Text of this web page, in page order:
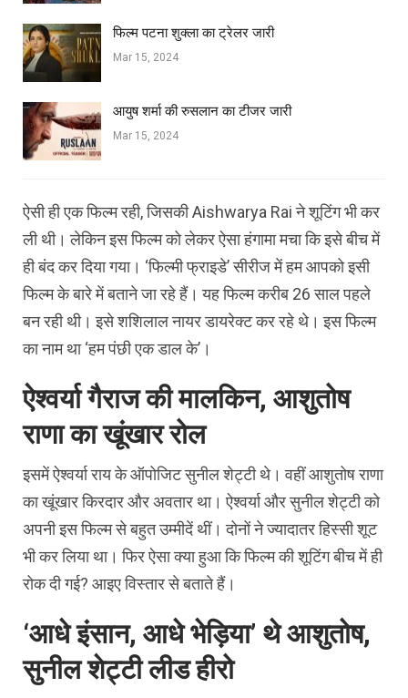
फिल्‍म पटना शुक्ला का ट्रेलर जारी
Mar 15, 2024
आयुष शर्मा की रुसलान का टीजर जारी
Mar 15, 2024
ऐसी ही एक फिल्म रही, जिसकी Aishwarya Rai ने शूटिंग भी कर
ली थी। लेकिन इस फिल्म को लेकर ऐसा हंगामा मचा कि इसे बीच में
ही बंद कर दिया गया। ‘फिल्मी फ्राइडे’ सीरीज में हम आपको इसी
फिल्म के बारे में बताने जा रहे हैं। यह फिल्म करीब 26 साल पहले
बन रही थी। इसे शशिलाल नायर डायरेक्ट कर रहे थे। इस फिल्म
का नाम था ‘हम पंछी एक डाल के’।
ऐश्वर्या गैराज की मालकिन, आशुतोष
राणा का खूंखार रोल
इसमें ऐश्वर्या राय के ऑपोजिट सुनील शेट्टी थे। वहीं आशुतोष राणा
का खूंखार किरदार और अवतार था। ऐश्वर्या और सुनील शेट्टी को
अपनी इस फिल्म से बहुत उम्मीदें थीं। दोनों ने ज्यादातर हिस्सी शूट
भी कर लिया था। फिर ऐसा क्या हुआ कि फिल्म की शूटिंग बीच में ही
रोक दी गई? आइए विस्तार से बताते हैं।
‘आधे इंसान, आधे भेड़िया’ थे आशुतोष,
सुनील शेट्टी लीड हीरो